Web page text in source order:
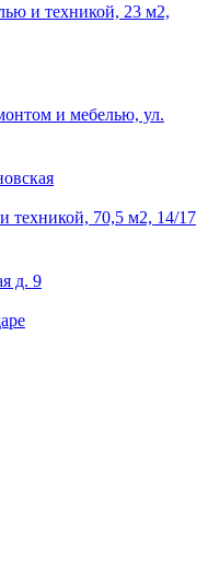
и техникой, 23 м2,
и мебелью, ул.
техникой, 70,5 м2, 14/17
д. 9